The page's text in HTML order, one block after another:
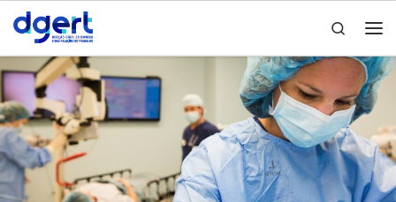
Skip to content
Search